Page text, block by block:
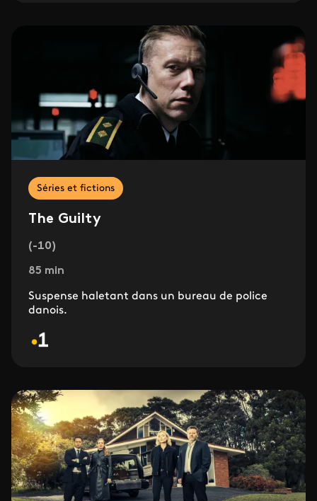
Séries et fictions
The Guilty
(-10)
85 min
Suspense haletant dans un bureau de police
danois.